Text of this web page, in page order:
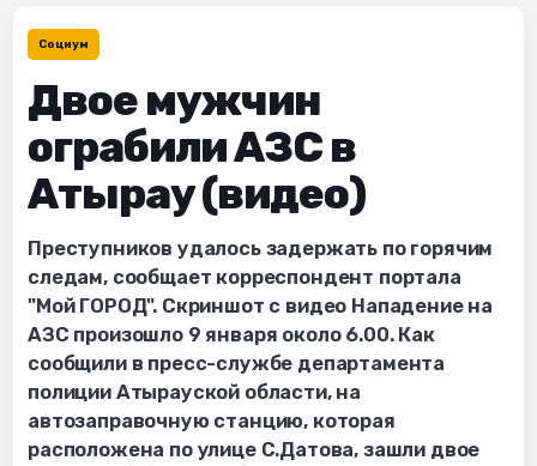
Социум
Двое мужчин
ограбили АЗС в
Атырау (видео)
Преступников удалось задержать по горячим
следам, сообщает корреспондент портала
"Мой ГОРОД". Скриншот с видео Нападение на
АЗС произошло 9 января около 6.00. Как
сообщили в пресс-службе департамента
полиции Атырауской области, на
автозаправочную станцию, которая
расположена по улице С.Датова, зашли двое